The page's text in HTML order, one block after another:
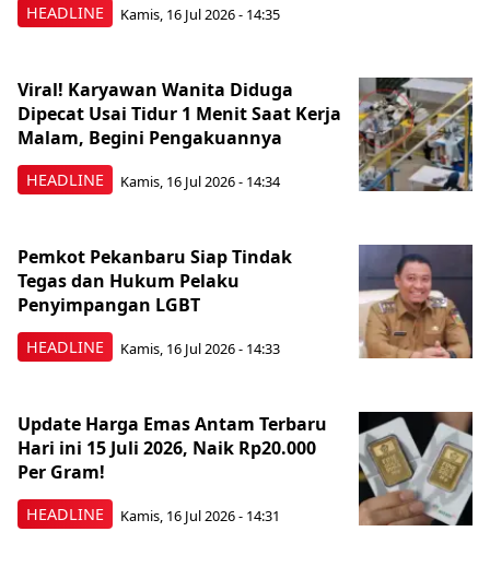
HEADLINE Kamis, 16 Jul 2026 - 14:35
HEADLINE
Viral! Karyawan Wanita Diduga
Dipecat Usai Tidur 1 Menit Saat Kerja
Malam, Begini Pengakuannya
Kamis, 16 Jul 2026 - 14:34
HEADLINE
Pemkot Pekanbaru Siap Tindak
Tegas dan Hukum Pelaku
Penyimpangan LGBT
Kamis, 16 Jul 2026 - 14:33
HEADLINE
Update Harga Emas Antam Terbaru
Hari ini 15 Juli 2026, Naik Rp20.000
Per Gram!
Kamis, 16 Jul 2026 - 14:31